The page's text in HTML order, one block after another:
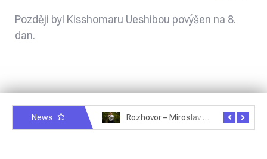
Později byl Kisshomaru Ueshibou povýšen na 8.
dan.
News Rozhovor – Miroslav Šmíd – 22.3.2025